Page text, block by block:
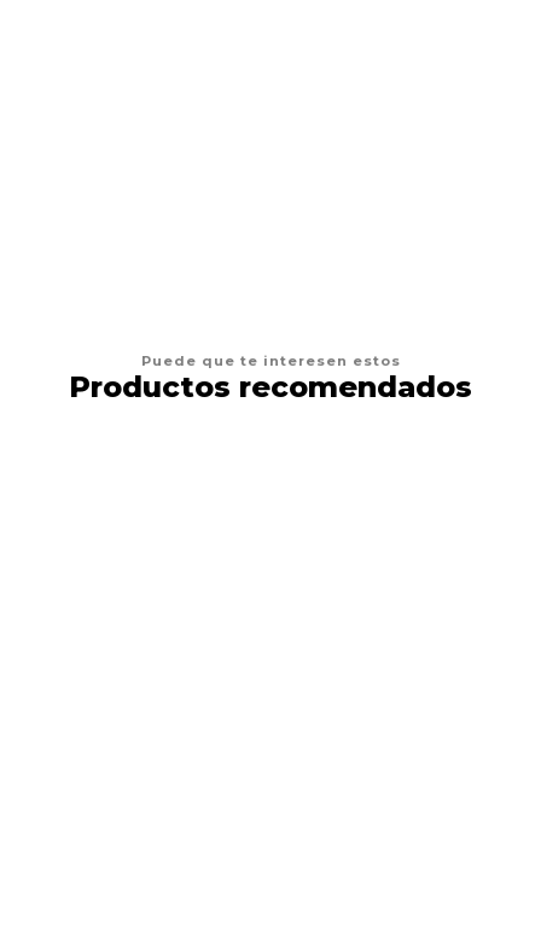
Puede que te interesen estos
Productos recomendados